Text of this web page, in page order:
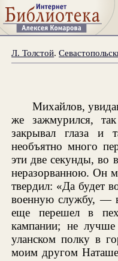
Л. Толстой.
Михайлов,
же зажмурился,
закрывал глаза и
необъятно много
эти две секунды, во
неразорванною. Он
твердил: «Да будет
военную службу, —
еще перешел в
кампании; не
уланском полку в
моим другом